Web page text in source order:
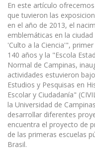
En este artículo
que tuvieron las
en el año de 2013, el
emblemáticas en la
'Culto a la Ciencia'",
140 años y la "Escola
Normal de Campinas,
actividades estuvieron
Estudios y Pesquisas en
Escolar y Ciudadanía"
la Universidad de
desarrollar diferentes
encuentra el proyecto de
de las primeras escuelas
Brasil.